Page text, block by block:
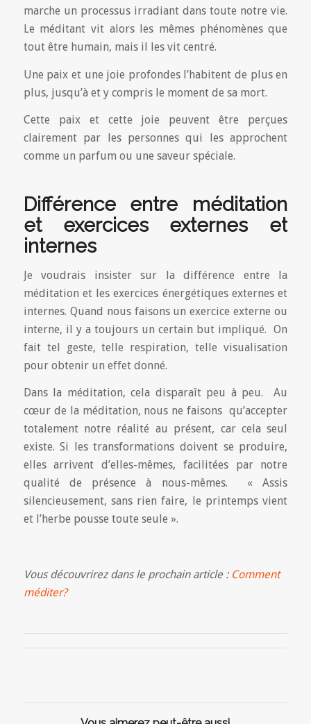
marche un processus irradiant dans toute notre vie.
Le méditant vit alors les mêmes phénomènes que
tout être humain, mais il les vit centré.
Une paix et une joie profondes l’habitent de plus en
plus, jusqu’à et y compris le moment de sa mort.
Cette paix et cette joie peuvent être perçues
clairement par les personnes qui les approchent
comme un parfum ou une saveur spéciale.
Différence entre méditation
et exercices externes et
internes
Je voudrais insister sur la différence entre la
méditation et les exercices énergétiques externes et
internes. Quand nous faisons un exercice externe ou
interne, il y a toujours un certain but impliqué. On
fait tel geste, telle respiration, telle visualisation
pour obtenir un effet donné.
Dans la méditation, cela disparaît peu à peu. Au
cœur de la méditation, nous ne faisons qu’accepter
totalement notre réalité au présent, car cela seul
existe. Si les transformations doivent se produire,
elles arrivent d’elles-mêmes, facilitées par notre
qualité de présence à nous-mêmes. « Assis
silencieusement, sans rien faire, le printemps vient
et l’herbe pousse toute seule ».
Vous découvrirez dans le prochain article : Comment
méditer?